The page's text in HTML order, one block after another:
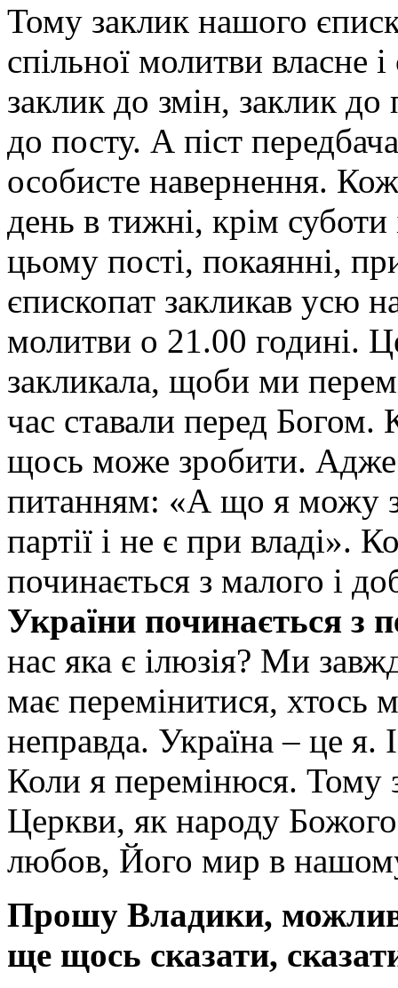
Тому заклик нашого
спільної молитви власне
заклик до змін, заклик
до посту. А піст
особисте навернення.
день в тижні, крім
цьому пості, покаянні,
єпископат закликав усю
молитви о 21.00 годині.
закликала, щоби ми
час ставали перед Богом.
щось може зробити.
питанням: «А що я можу
партії і не є при владі».
починається з малого і
України починається з
нас яка є ілюзія? Ми
має перемінитися, хтось
неправда. Україна – це я.
Коли я перемінюся. Тому
Церкви, як народу
любов, Його мир в нашому
Прошу Владики,
ще щось сказати,